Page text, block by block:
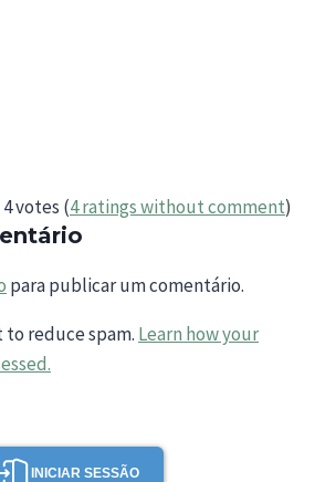
votes (4 ratings without comment)
para publicar um comentário.
to reduce spam. Learn how your
INICIAR SESSÃO